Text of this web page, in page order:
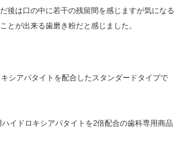
後は口の中に若干の残留間を感じますが気になる
とが出来る歯磨き粉だと感じました。
シアパタイトを配合したスタンダードタイプで
ハイドロキシアパタイトを2倍配合の歯科専用商品